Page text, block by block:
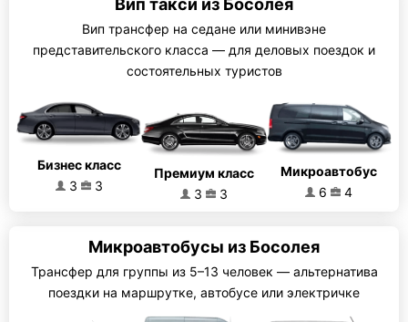
Вип такси из Босолея
Вип трансфер на седане или минивэне
представительского класса — для деловых поездок и
состоятельных туристов
Бизнес класс
3
3
Премиум класс
3
3
Микроавтобус
6
4
Микроавтобусы из Босолея
Трансфер для группы из 5–13 человек — альтернатива
поездки на маршрутке, автобусе или электричке